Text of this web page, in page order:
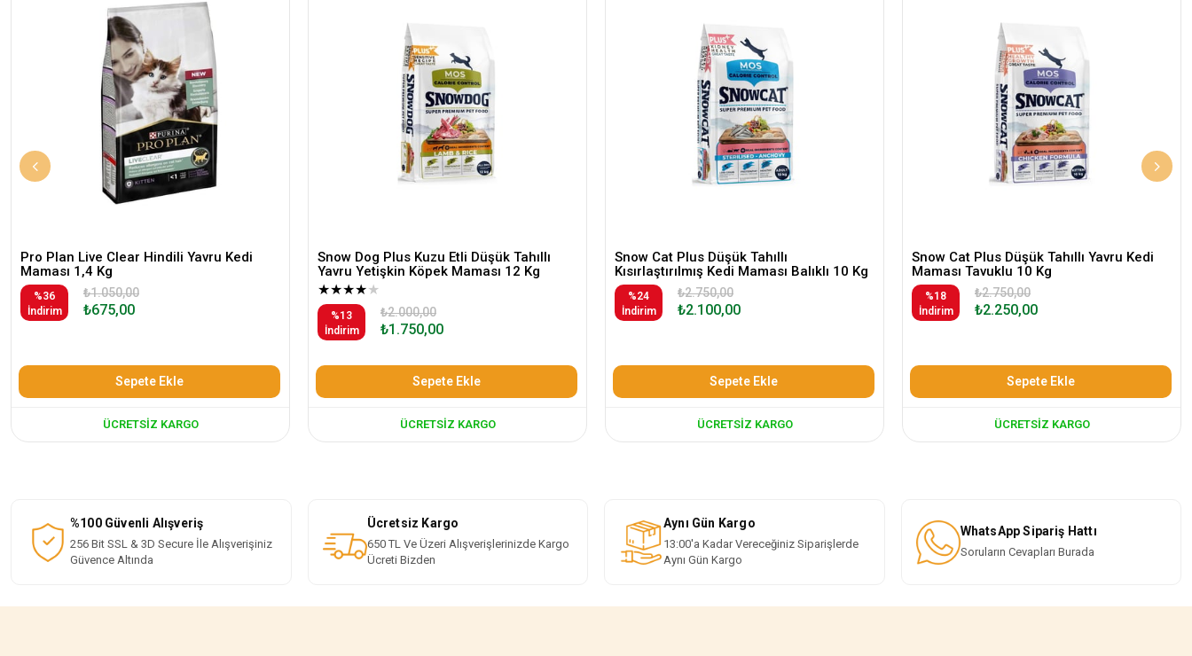
Pro Plan Live Clear Hindili Yavru Kedi
Maması 1,4 Kg
%36
İndirim
₺675,00
₺1.050,00
Sepete Ekle
ÜCRETSIZ KARGO
Snow Dog Plus Kuzu Etli Düşük Tahıllı
Yavru Yetişkin Köpek Maması 12 Kg
★★★★★
%13
İndirim
₺1.750,00
₺2.000,00
Sepete Ekle
ÜCRETSIZ KARGO
Snow Cat Plus Düşük Tahıllı
Kısırlaştırılmış Kedi Maması Balıklı 10 Kg
%24
İndirim
₺2.100,00
₺2.750,00
Sepete Ekle
ÜCRETSIZ KARGO
Snow Cat Plus Düşük Tahıllı Yavru Kedi
Maması Tavuklu 10 Kg
%18
İndirim
₺2.250,00
₺2.750,00
Sepete Ekle
ÜCRETSIZ KARGO
%100 Güvenli Alışveriş
256 Bit SSL & 3D Secure İle Alışverişiniz
Güvence Altında
Ücretsiz Kargo
650 TL Ve Üzeri Alışverişlerinizde Kargo
Ücreti Bizden
Aynı Gün Kargo
13:00'a Kadar Vereceğiniz Siparişlerde
Aynı Gün Kargo
WhatsApp Sipariş Hattı
Soruların Cevapları Burada